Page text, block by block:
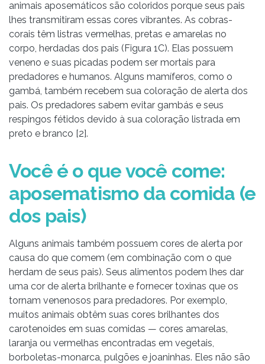
animais aposemáticos são coloridos porque seus pais
lhes transmitiram essas cores vibrantes. As cobras-
corais têm listras vermelhas, pretas e amarelas no
corpo, herdadas dos pais (Figura 1C). Elas possuem
veneno e suas picadas podem ser mortais para
predadores e humanos. Alguns mamíferos, como o
gambá, também recebem sua coloração de alerta dos
pais. Os predadores sabem evitar gambás e seus
respingos fétidos devido à sua coloração listrada em
preto e branco [2].
Você é o que você come:
aposematismo da comida (e
dos pais)
Alguns animais também possuem cores de alerta por
causa do que comem (em combinação com o que
herdam de seus pais). Seus alimentos podem lhes dar
uma cor de alerta brilhante e fornecer toxinas que os
tornam venenosos para predadores. Por exemplo,
muitos animais obtêm suas cores brilhantes dos
carotenoides em suas comidas — cores amarelas,
laranja ou vermelhas encontradas em vegetais,
borboletas-monarca, pulgões e joaninhas. Eles não são